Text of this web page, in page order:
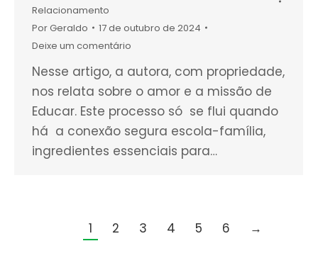
Relacionamento
PorGeraldo
17 de outubro de 2024
Deixe um comentário
Nesse artigo, a autora, com propriedade,
nos relata sobre o amor e a missão de
Educar. Este processo só se flui quando
há a conexão segura escola-família,
ingredientes essenciais para…
1 2 3 4 5 6 →